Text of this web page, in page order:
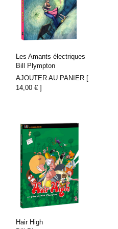
Les Amants électriques
Bill Plympton
AJOUTER AU PANIER [
14,00€ ]
Hair High